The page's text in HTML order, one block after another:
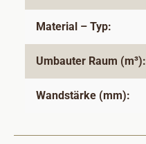
Material – Typ:
Umbauter Raum (m³):
Wandstärke (mm):